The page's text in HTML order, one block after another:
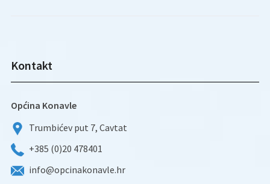
Kontakt
Općina Konavle
Trumbićev put 7, Cavtat
+385 (0)20 478401
info@opcinakonavle.hr